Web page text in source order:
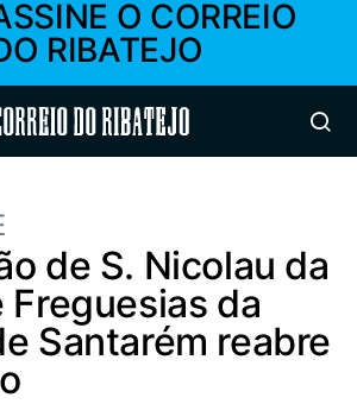
O CORREIO
RIBATEJO
Correio do Ribatejo
de S. Nicolau da
Freguesias da
Santarém reabre